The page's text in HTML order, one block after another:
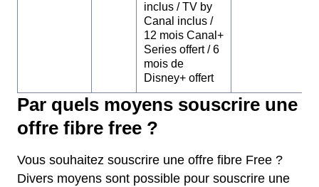
inclus / TV by
Canal inclus /
12 mois Canal+
Series offert / 6
mois de
Disney+ offert
Par quels moyens souscrire une
offre fibre free ?
Vous souhaitez souscrire une offre fibre Free ?
Divers moyens sont possible pour souscrire une